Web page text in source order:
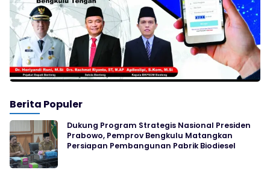
Berita Populer
Dukung Program Strategis Nasional Presiden
Prabowo, Pemprov Bengkulu Matangkan
Persiapan Pembangunan Pabrik Biodiesel